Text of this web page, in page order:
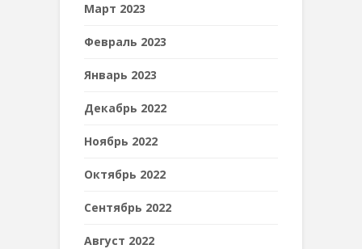
Март 2023
Февраль 2023
Январь 2023
Декабрь 2022
Ноябрь 2022
Октябрь 2022
Сентябрь 2022
Август 2022